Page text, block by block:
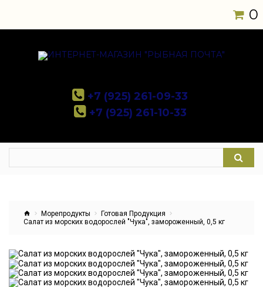
0
+7 (925) 261-09-33
+7 (925) 261-10-33
Морепродукты
Готовая Продукция
Салат из морских водорослей "Чука", замороженный, 0,5 кг